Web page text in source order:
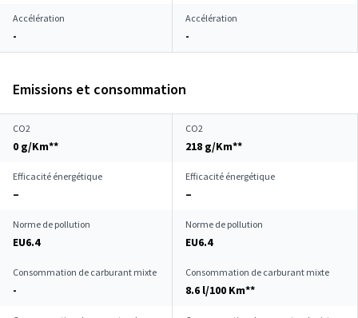
Accélération
-
Accélération
-
Emissions et consommation
CO2
0 g/Km**
CO2
218 g/Km**
Efficacité énergétique
–
Efficacité énergétique
–
Norme de pollution
EU6.4
Norme de pollution
EU6.4
Consommation de carburant mixte
-
Consommation de carburant mixte
8.6 l/100 Km**